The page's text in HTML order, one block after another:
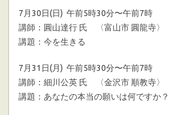
7月30日(日) 午前5時30分〜午前7時
講師：圓山達行 氏 〈富山市 圓龍寺〉
講題：今を生きる
7月31日(月) 午前5時30分〜午前7時
講師：細川公英 氏 〈金沢市 順教寺〉
講題：あなたの本当の願いは何ですか？